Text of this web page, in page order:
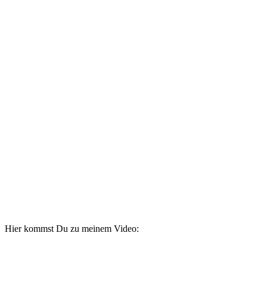
Hier kommst Du zu meinem Video: